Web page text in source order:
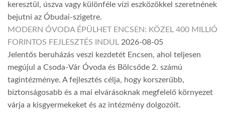
keresztül, úszva vagy különféle vízi eszközökkel szeretnének
bejutni az Óbudai-szigetre.
MODERN ÓVODA ÉPÜLHET ENCSEN: KÖZEL 400 MILLIÓ
FORINTOS FEJLESZTÉS INDUL 2026-08-05
Jelentős beruházás veszi kezdetét Encsen, ahol teljesen
megújul a Csoda-Vár Óvoda és Bölcsőde 2. számú
tagintézménye. A fejlesztés célja, hogy korszerűbb,
biztonságosabb és a mai elvárásoknak megfelelő környezet
várja a kisgyermekeket és az intézmény dolgozóit.